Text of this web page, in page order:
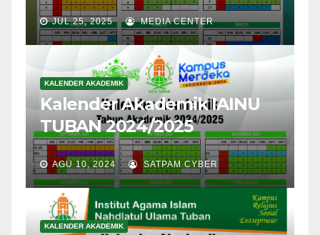
JUL 25, 2025 MEDIA CENTER
KALENDER AKADEMIK
Kalender Akademik IAINU
TUBAN 2024/2025
AGU 10, 2024 SATPAM CYBER
KALENDER AKADEMIK